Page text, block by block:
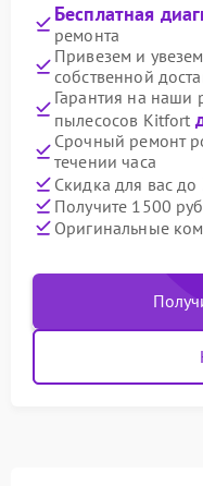
Бесплатная
ремонта
Привезем и
собственной
Гарантия на наши
пылесосов Kitfort
Срочный ремонт
течении часа
Скидка для вас до
Получите 1500
Оригинальные